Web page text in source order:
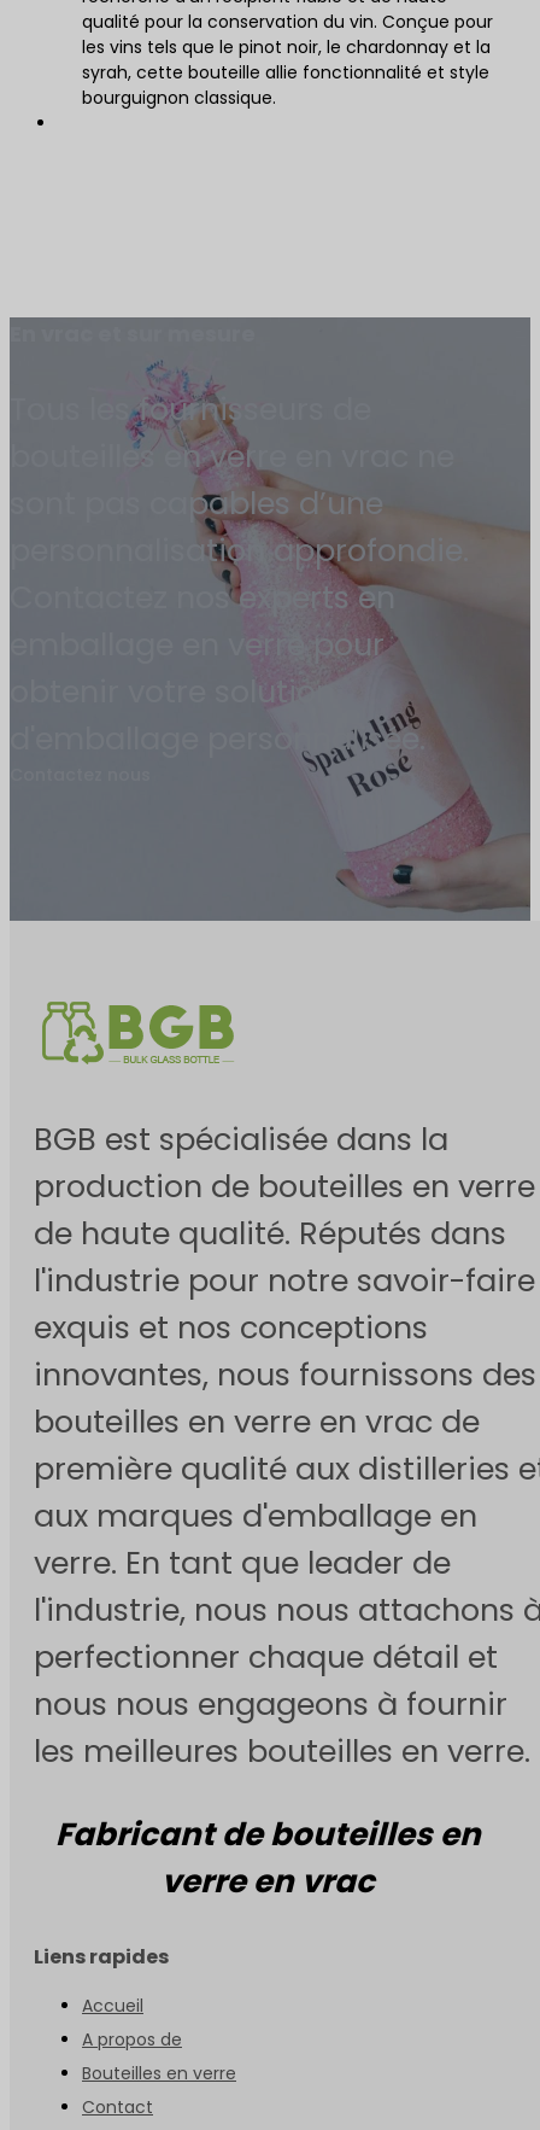
qualité pour la conservation du vin. Conçue pour
les vins tels que le pinot noir, le chardonnay et la
syrah, cette bouteille allie fonctionnalité et style
bourguignon classique.
Tous les fournisseurs de
bouteilles en verre en vrac ne
sont pas capables d’une
personnalisation approfondie.
Contactez nos experts en
emballage en verre pour
obtenir votre solution
d'emballage personnalisée.
BGB est spécialisée dans la
production de bouteilles en verre
de haute qualité. Réputés dans
l'industrie pour notre savoir-faire
exquis et nos conceptions
innovantes, nous fournissons des
bouteilles en verre en vrac de
première qualité aux distilleries
aux marques d'emballage en
verre. En tant que leader de
l'industrie, nous nous attachons
perfectionner chaque détail et
nous nous engageons à fournir
les meilleures bouteilles en verre.
Fabricant de bouteilles en
verre en vrac
Liens rapides
Accueil
A propos de
Bouteilles en verre
Contact